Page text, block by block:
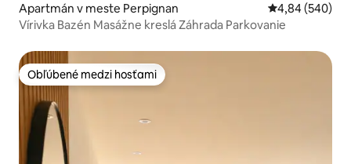
Apartmán v meste Perpignan Priemerné
4,84 (540)
Vírivka Bazén Masážne kreslá Záhrada Parkovanie
Obľúbené medzi hosťami
Obľúbené medzi hosťami